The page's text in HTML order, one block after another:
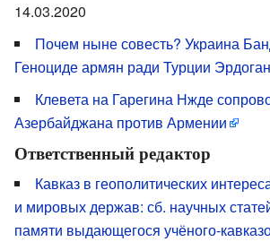
14.03.2020
Почем ныне совесть? Украина
Геноциде армян ради Турции
Клевета на Гарегина Нжде
Азербайджана против Армении
Ответственный редактор
Кавказ в геополитических
и мировых держав: сб. научных
памяти выдающегося учёного-